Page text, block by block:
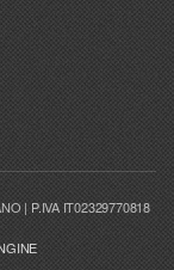
| P.IVA IT02329770818